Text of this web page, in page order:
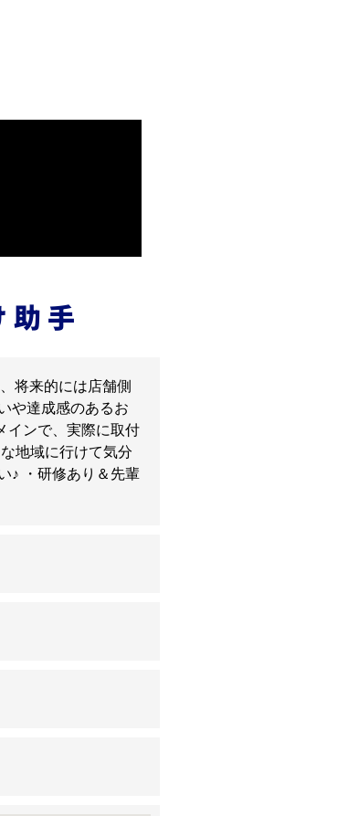
手
将来的には店舗側
や達成感のあるお
インで、実際に取付
地域に行けて気分
♪ ・研修あり＆先輩